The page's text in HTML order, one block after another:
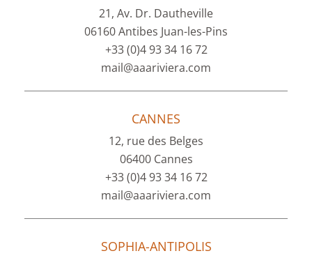
21, Av. Dr. Dautheville
06160 Antibes Juan-les-Pins
+33 (0)4 93 34 16 72
mail@aaariviera.com
CANNES
12, rue des Belges
06400 Cannes
+33 (0)4 93 34 16 72
mail@aaariviera.com
SOPHIA-ANTIPOLIS